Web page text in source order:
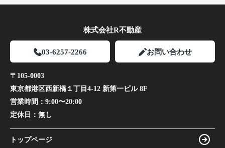
株式会社R不動産
03-6257-2266 お問い合わせ
〒105-0003
東京都港区西新橋１丁目4-12 新第一ビル 8F
営業時間： 9:00〜20:00
定休日： 無し
トップページ